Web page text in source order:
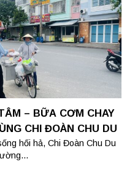
– BỮA CƠM CHAY
CHI ĐOÀN CHU DU
hối hả, Chi Đoàn Chu Du